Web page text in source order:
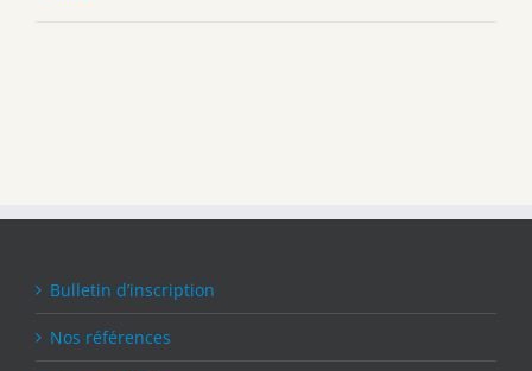
Bulletin d’inscription
Nos références